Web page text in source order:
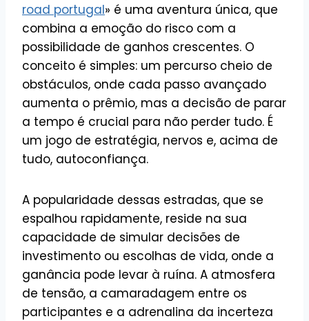
road portugal» é uma aventura única, que
combina a emoção do risco com a
possibilidade de ganhos crescentes. O
conceito é simples: um percurso cheio de
obstáculos, onde cada passo avançado
aumenta o prêmio, mas a decisão de parar
a tempo é crucial para não perder tudo. É
um jogo de estratégia, nervos e, acima de
tudo, autoconfiança.
A popularidade dessas estradas, que se
espalhou rapidamente, reside na sua
capacidade de simular decisões de
investimento ou escolhas de vida, onde a
ganância pode levar à ruína. A atmosfera
de tensão, a camaradagem entre os
participantes e a adrenalina da incerteza